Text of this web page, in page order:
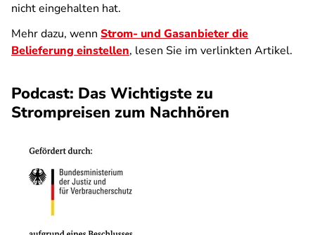
nicht eingehalten hat.
Mehr dazu, wenn Strom- und Gasanbieter die
Belieferung einstellen, lesen Sie im verlinkten Artikel.
Podcast: Das Wichtigste zu
Strompreisen zum Nachhören